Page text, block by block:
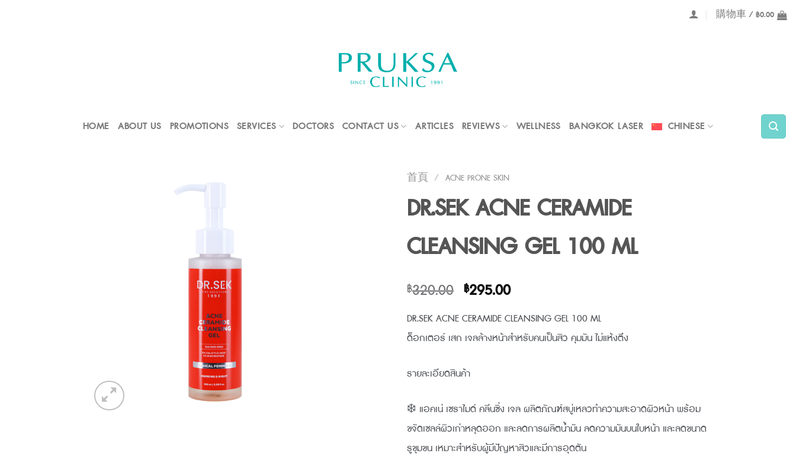
購物車 / ฿0.00
HOME ABOUT US PROMOTIONS SERVICES DOCTORS CONTACT US ARTICLES REVIEWS WELLNESS BANGKOK LASER CHINESE
首頁 / ACNE PRONE SKIN
DR.SEK ACNE CERAMIDE
CLEANSING GEL 100 ML
฿320.00 原
價
格：
฿320.00。
฿295.00目
價
格：
DR.SEK ACNE CERAMIDE CLEANSING GEL 100 ML
ด็อกเตอร์ เสก เจลล้างหน้าสำหรับคนเป็นสิว คุมมัน ไม่แห้งตึง
รายละเอียดสินค้า
❄️ แอคเน่ เซราไมด์ คลีนซิ่ง เจล ผลิตภัณฑ์สบู่เหลวทำความสะอาดผิวหน้า พร้อม
ขจัดเซลล์ผิวเก่าหลุดออก และลดการผลิตน้ำมัน ลดความมันบนใบหน้า และลดขนาด
รูขุมขน เหมาะสำหรับผู้มีปัญหาสิวและมีการอุดตัน